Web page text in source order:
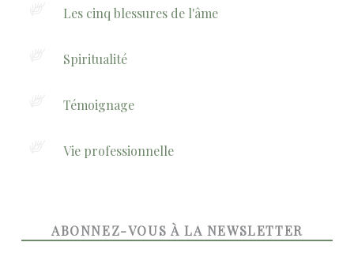
Les cinq blessures de l'âme
Spiritualité
Témoignage
Vie professionnelle
ABONNEZ-VOUS À LA NEWSLETTER